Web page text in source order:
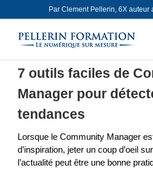
to
content
Par Clement Pellerin, 6X auteur
7 outils faciles de
Manager pour
tendances
Lorsque le Community Manager
d’inspiration, jeter un coup d’oeil
l’actualité peut être une bonne